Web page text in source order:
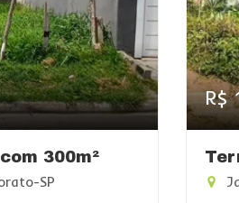
300m²
SP
R$